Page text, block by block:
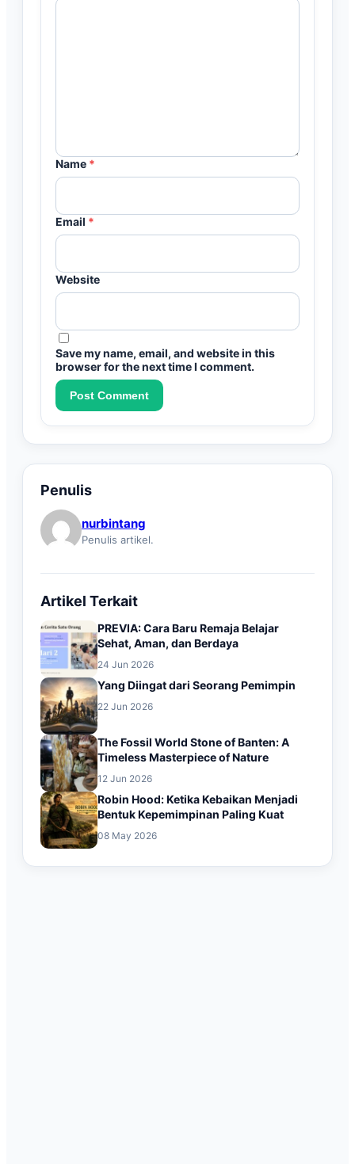
Name *
Email *
Website
Save my name, email, and website in this
browser for the next time I comment.
Penulis
nurbintang
Penulis artikel.
Artikel Terkait
PREVIA: Cara Baru Remaja Belajar
Sehat, Aman, dan Berdaya
24 Jun 2026
Yang Diingat dari Seorang Pemimpin
22 Jun 2026
The Fossil World Stone of Banten: A
Timeless Masterpiece of Nature
12 Jun 2026
Robin Hood: Ketika Kebaikan Menjadi
Bentuk Kepemimpinan Paling Kuat
08 May 2026